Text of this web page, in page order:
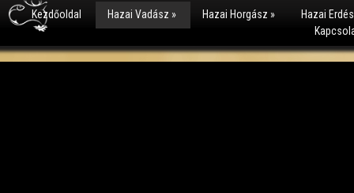
Kezdőoldal Hazai Vadász » Hazai Horgász »
Hazai